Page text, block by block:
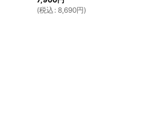
(税込 : 8,690円)